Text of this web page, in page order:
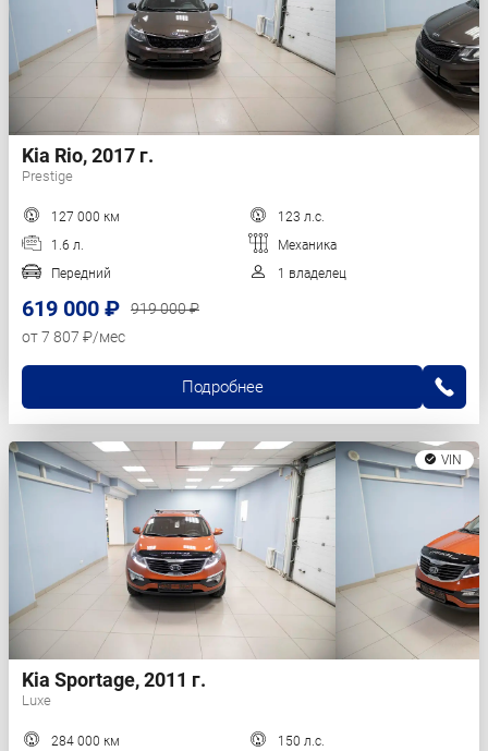
Kia Rio, 2017 г.
Prestige
127 000 км
123 л.с.
1.6 л.
Механика
Передний
1 владелец
619 000 ₽
919 000 ₽
от 7 807 ₽/мес
Подробнее
VIN
Kia Sportage, 2011 г.
Luxe
284 000 км
150 л.с.